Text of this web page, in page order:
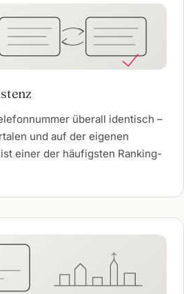
überall identisch –
und auf der eigenen
einer der häufigsten Ranking-